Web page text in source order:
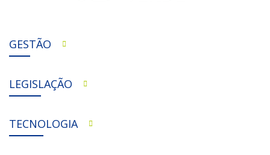
GESTÃO
LEGISLAÇÃO
TECNOLOGIA